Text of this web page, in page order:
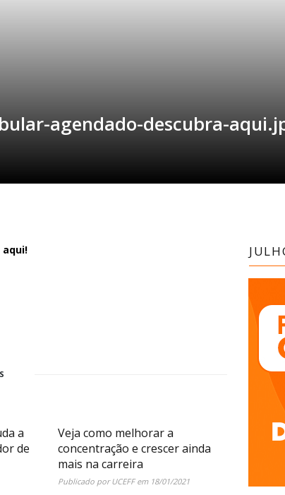
agendado-descubra-
a
de
Veja como melhorar a
concentração e crescer ainda
mais na carreira
Publicado porUCEFFem 18/01/2021